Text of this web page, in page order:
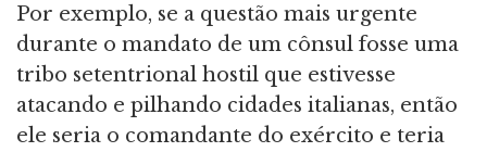
Por exemplo, se a questão mais urgente
durante o mandato de um cônsul fosse uma
tribo setentrional hostil que estivesse
atacando e pilhando cidades italianas, então
ele seria o comandante do exército e teria